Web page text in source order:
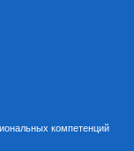
компетенций